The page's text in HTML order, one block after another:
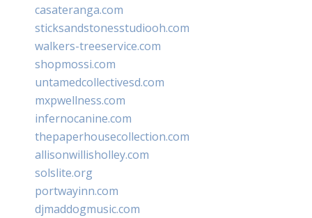
casateranga.com
sticksandstonesstudiooh.com
walkers-treeservice.com
shopmossi.com
untamedcollectivesd.com
mxpwellness.com
infernocanine.com
thepaperhousecollection.com
allisonwillisholley.com
solslite.org
portwayinn.com
djmaddogmusic.com